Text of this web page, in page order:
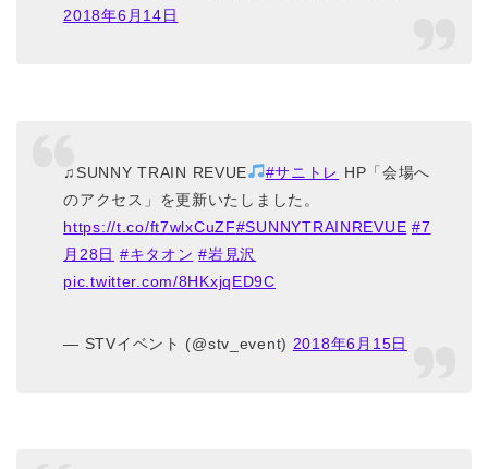
2018年6月14日
♫SUNNY TRAIN REVUE #サニトレ HP「会場へ
のアクセス」を更新いたしました。
https://t.co/ft7wlxCuZF#SUNNYTRAINREVUE #7
月28日 #キタオン #岩見沢
pic.twitter.com/8HKxjqED9C
— STVイベント (@stv_event) 2018年6月15日